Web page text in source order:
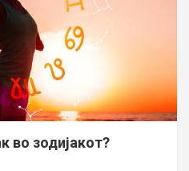
во зодијакот?